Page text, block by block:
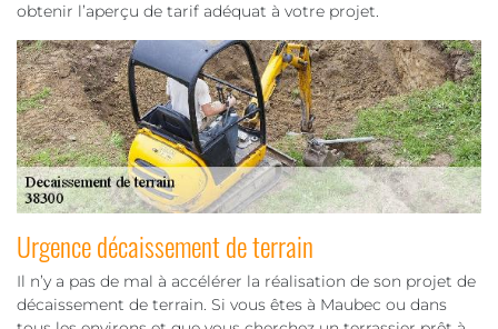
obtenir l’aperçu de tarif adéquat à votre projet.
Urgence décaissement de terrain
Il n’y a pas de mal à accélérer la réalisation de son projet de
décaissement de terrain. Si vous êtes à Maubec ou dans